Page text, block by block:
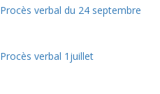
Procès verbal du 24 septembre
Procès verbal 1juillet